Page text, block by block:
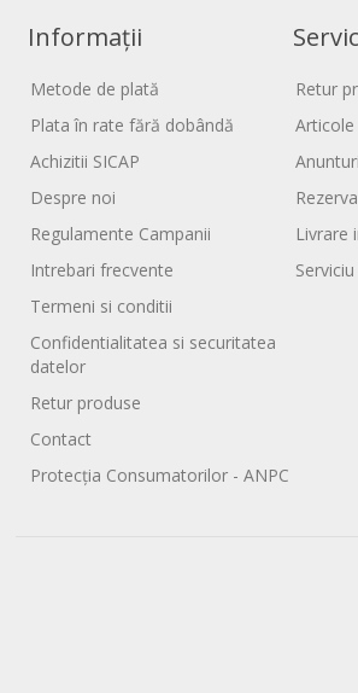
Informații
Metode de plată
Plata în rate fără dobândă
Achizitii SICAP
Despre noi
Regulamente Campanii
Intrebari frecvente
Termeni si conditii
Confidentialitatea si securitatea
datelor
Retur produse
Contact
Protecția Consumatorilor - ANPC
Retur
Articole
Livrare